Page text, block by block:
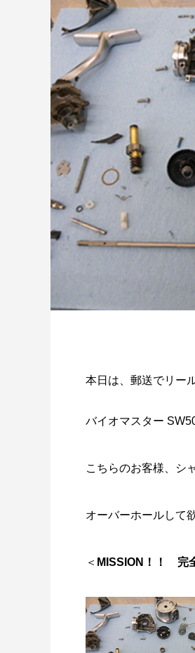
セル
ラインを巻き込むときの工夫
2024.06.23
シマノ バンタム1000SGの1
本日は、郵送でリー
バイオマスター
こちらのお客様、シ
オーバーホールして
＜ MISSION！！ 完